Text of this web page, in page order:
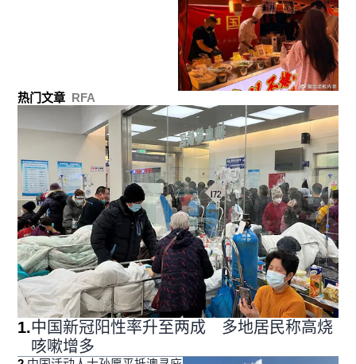
热门文章 RFA
1.中国新冠阳性率升至两成 多地居民称高烧
咳嗽增多